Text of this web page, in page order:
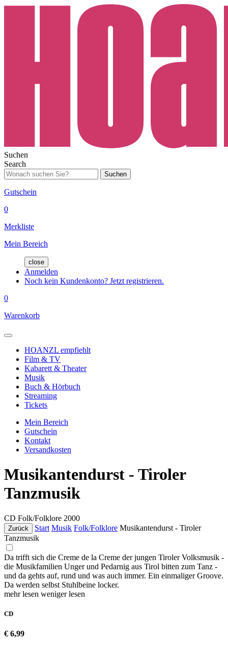
Suchen
Search
Suchen
Gutschein
0
Merkliste
Mein Bereich
close
Anmelden
Noch kein Kundenkonto? Jetzt registrieren.
0
Warenkorb
HOANZL empfiehlt
Film & TV
Kabarett & Theater
Musik
Buch & Hörbuch
Streaming
Tickets
Mein Bereich
Gutschein
Kontakt
Versandkosten
Musikantendurst - Tiroler
Tanzmusik
CD Folk/Folklore 2000
Zurück Start Musik Folk/Folklore Musikantendurst - Tiroler
Tanzmusik
Da trifft sich die Creme de la Creme der jungen Tiroler Volksmusik -
die Musikfamilien Unger und Pedarnig aus Tirol bitten zum Tanz -
und da gehts auf, rund und was auch immer. Ein einmaliger Groove.
Da werden selbst Stuhlbeine locker.
mehr lesen weniger lesen
CD
€ 6,99